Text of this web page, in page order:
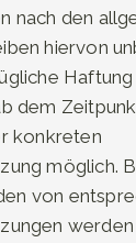
nach den
hiervon
dem
konkreten
möglich.
von